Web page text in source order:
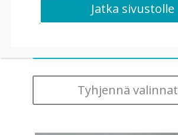
Tyhjennä valinnat
Jatka sivustolle